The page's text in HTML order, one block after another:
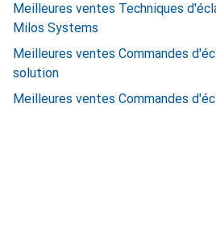
Meilleures ventes Techniques
Milos Systems
Meilleures ventes Commandes
solution
Meilleures ventes Commandes